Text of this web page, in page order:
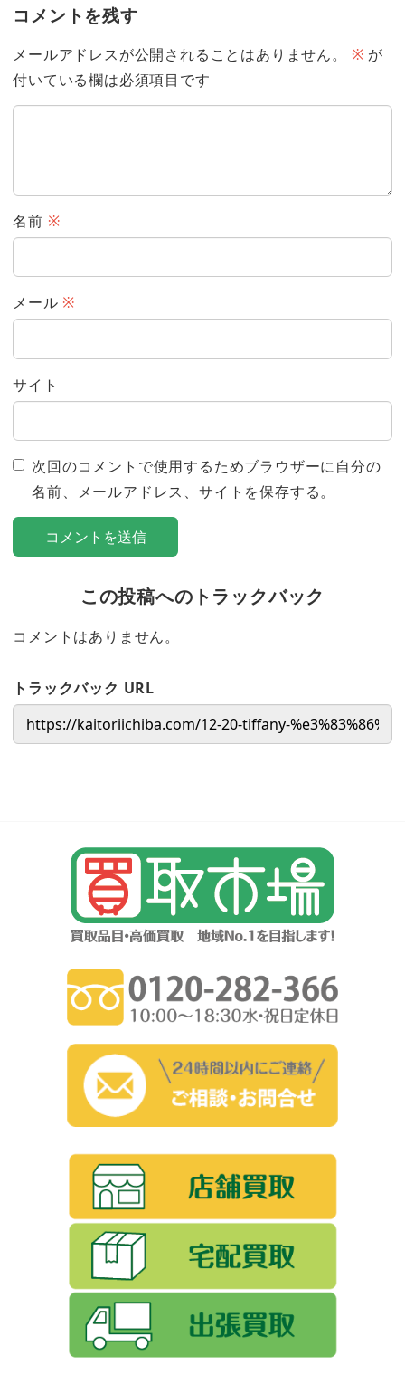
コメントを残す
メールアドレスが公開されることはありません。 ※ が
付いている欄は必須項目です
名前 ※
メール ※
サイト
次回のコメントで使用するためブラウザーに自分の
名前、メールアドレス、サイトを保存する。
この投稿へのトラックバック
コメントはありません。
トラックバック URL